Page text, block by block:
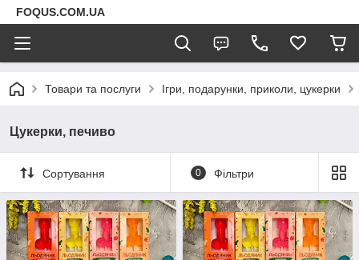
FOQUS.COM.UA
Товари та послуги Ігри, подарунки, приколи, цукерки
Цукерки, печиво
Сортування 0 Фільтри